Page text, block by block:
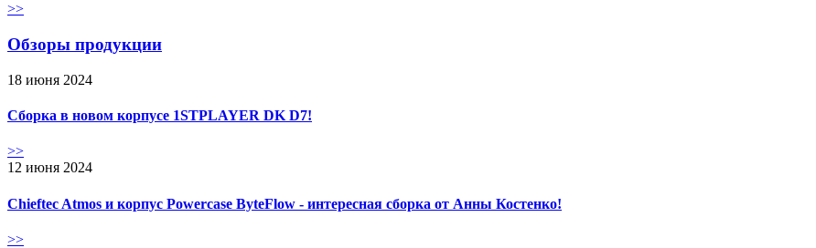
>>
Обзоры продукции
18 июня 2024
Сборка в новом корпусе 1STPLAYER DK D7!
>>
12 июня 2024
Chieftec Atmos и корпус Powercase ByteFlow - интересная сборка от Анны Костенко!
>>